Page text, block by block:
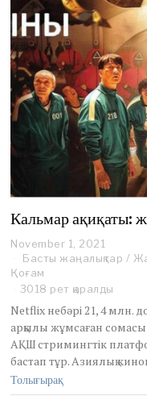
Кальмар ақиқаты:
November 1, 2021
o
e
b
e
r
1
Басты жаңалықтар /
Қоғам
3018 рет қаралды
Netflix небәрі 21, 4 млн.
арқылы жұмсаған
АҚШ стримингтік
бастап тұр. Азиялық
Толығырақ